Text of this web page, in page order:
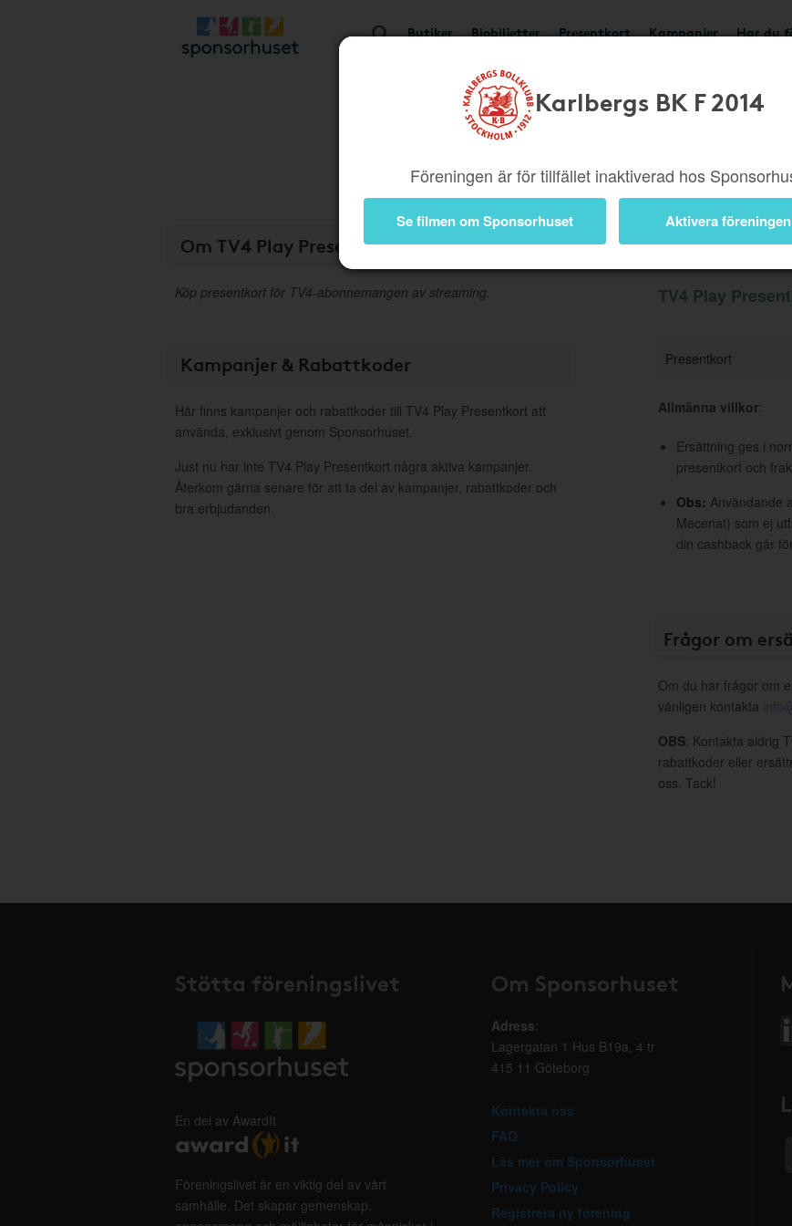
Butiker Biobiljetter Presentkort Kampanjer Har du
Karlbergs BK F 2014
Föreningen är för tillfället inaktiverad hos
Se filmen om Sponsorhuset Aktivera
Om TV4 Play Presentkort
Köp presentkort för TV4-abonnemangen av streaming.
Kampanjer & Rabattkoder
Här finns kampanjer och rabattkoder till TV4 Play Presentkort att
använda, exklusivt genom Sponsorhuset.
Just nu har inte TV4 Play Presentkort några aktiva kampanjer.
Återkom gärna senare för att ta del av kampanjer, rabattkoder och
bra erbjudanden.
Information
TV4 Play
Presentkort
Allmänna villkor:
Ersättning ges i
presentkort och
Obs: Användande
Mecenat) som ej
din cashback går
Frågor om
Om du har frågor om
vänligen kontakta
OBS: Kontakta aldrig
rabattkoder eller
oss. Tack!
Stötta föreningslivet
En del av AwardIt
Föreningslivet är en viktig del av vårt
samhälle. Det skapar gemenskap,
Om Sponsorhuset
Adress:
Lagergatan 1 Hus B19a, 4 tr
415 11 Göteborg
Kontakta oss
FAQ
Läs mer om Sponsorhuset
Privacy Policy
Registrera ny förening